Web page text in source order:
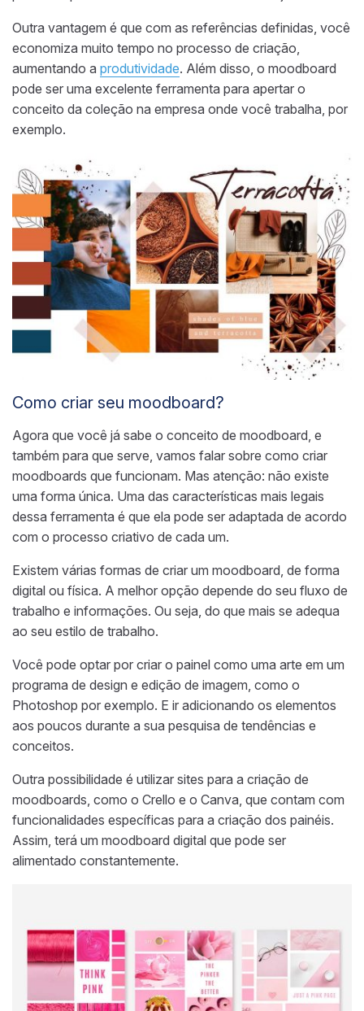
Outra vantagem é que com as referências definidas, você
economiza muito tempo no processo de criação,
aumentando a produtividade. Além disso, o moodboard
pode ser uma excelente ferramenta para apertar o
conceito da coleção na empresa onde você trabalha, por
exemplo.
Como criar seu moodboard?
Agora que você já sabe o conceito de moodboard, e
também para que serve, vamos falar sobre como criar
moodboards que funcionam. Mas atenção: não existe
uma forma única. Uma das características mais legais
dessa ferramenta é que ela pode ser adaptada de acordo
com o processo criativo de cada um.
Existem várias formas de criar um moodboard, de forma
digital ou física. A melhor opção depende do seu fluxo de
trabalho e informações. Ou seja, do que mais se adequa
ao seu estilo de trabalho.
Você pode optar por criar o painel como uma arte em um
programa de design e edição de imagem, como o
Photoshop por exemplo. E ir adicionando os elementos
aos poucos durante a sua pesquisa de tendências e
conceitos.
Outra possibilidade é utilizar sites para a criação de
moodboards, como o Crello e o Canva, que contam com
funcionalidades específicas para a criação dos painéis.
Assim, terá um moodboard digital que pode ser
alimentado constantemente.